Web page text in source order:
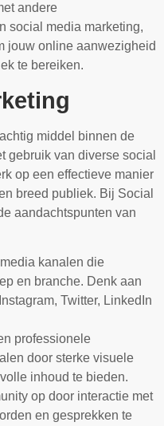
andere
social media marketing,
jouw online aanwezigheid
te bereiken.
middel binnen de
gebruik van diverse social
op een effectieve manier
breed publiek. Bij Social
aandachtspunten van
kanalen die
en branche. Denk aan
Twitter, LinkedIn
professionele
door sterke visuele
inhoud te bieden.
op door interactie met
en gesprekken te